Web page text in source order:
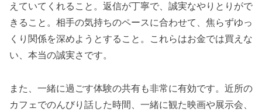
えていてくれること。返信が丁寧で、誠実なやりとりがで
きること。相手の気持ちのペースに合わせて、焦らずゆっ
くり関係を深めようとすること。これらはお金では買えな
い、本当の誠実さです。
また、一緒に過ごす体験の共有も非常に有効です。近所の
カフェでのんびり話した時間、一緒に観た映画や展示会、